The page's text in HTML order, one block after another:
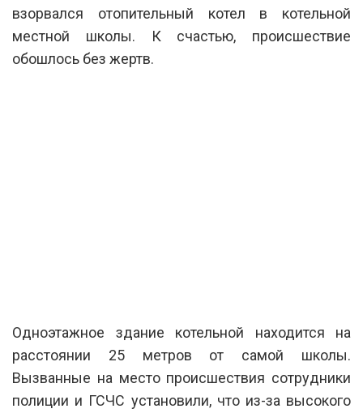
взорвался отопительный котел в котельной
местной школы. К счастью, происшествие
обошлось без жертв.
Одноэтажное здание котельной находится на
расстоянии 25 метров от самой школы.
Вызванные на место происшествия сотрудники
полиции и ГСЧС установили, что из-за высокого